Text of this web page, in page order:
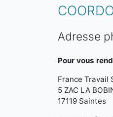
Adresse
Pour vous
France Travail
5 ZAC LA
17119 Saintes